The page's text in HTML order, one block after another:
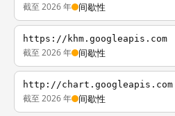
截至 2026 年 间歇性
https://khm.googleapis.com
截至 2026 年 间歇性
http://chart.googleapis.com
截至 2026 年 间歇性